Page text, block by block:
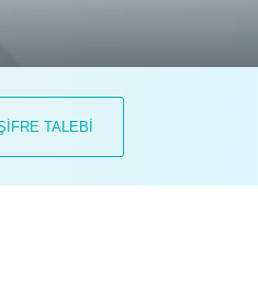
uygulanan
TALEBİ